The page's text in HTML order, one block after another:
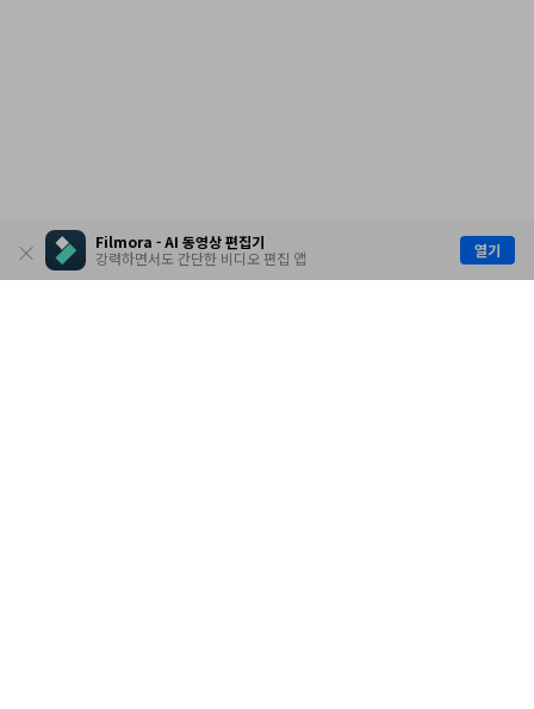
Filmora - AI 동영상 편집기
강력하면서도 간단한 비디오 편집 앱
열기